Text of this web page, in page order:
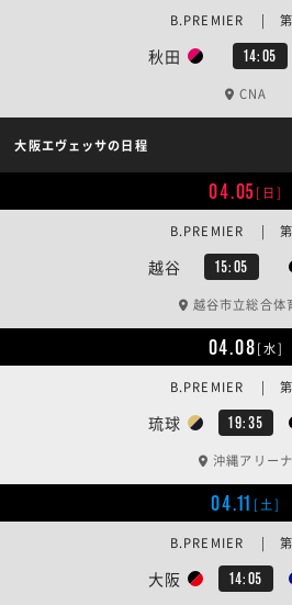
秋田 14:05
B.PREMIER | 第
CNA
大阪エヴェッサの日程
04.05[日]
越谷 15:05
B.PREMIER | 第
越谷市立総合体
04.08[水]
琉球 19:35
B.PREMIER | 第
沖縄アリーナ
04.11 [土]
大阪 14:05
B.PREMIER | 第